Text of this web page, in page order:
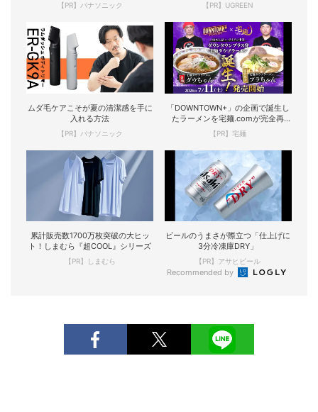
【PR】パナソニック 【PR】UGREEN
ムダ毛ケアこそが夏の清潔感を手に
入れる方法
【PR】パナソニック
「DOWNTOWN+」の企画で誕生し
たラーメンを宅麺.comが完全再
現！
【PR】宅麺
累計販売数1700万枚突破の大ヒッ
ト！しまむら『超COOL』シリーズ
【PR】しまむら
ビールのうまさが際立つ「仕上げに
3分冷凍庫DRY」
【PR】アサヒビール
Recommended by